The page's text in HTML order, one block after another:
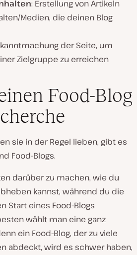
: Erstellung von Artikeln
Medien, die deinen Blog
der Seite, um
Zielgruppe zu erreichen
Food-Blog
sie in der Regel lieben, gibt es
Food-Blogs.
darüber zu machen, wie du
kannst, während du die
Start eines Food-Blogs
wählt man eine ganz
ein Food-Blog, der zu viele
abdeckt, wird es schwer haben,